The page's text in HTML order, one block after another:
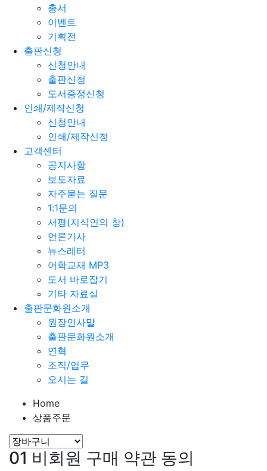
총서
이벤트
기획전
출판신청
신청안내
출판신청
도서증정신청
인쇄/제작신청
신청안내
인쇄/제작신청
고객센터
공지사항
보도자료
자주묻는 질문
1:1문의
서평(지식인의 창)
언론기사
뉴스레터
어학교재 MP3
도서 바로잡기
기타 자료실
출판문화원소개
원장인사말
출판문화원소개
연혁
조직/업무
오시는 길
Home
상품주문
01 비회원 구매 약관 동의